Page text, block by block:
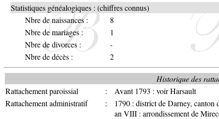
Statistiques généalogiques : (chiffres connus)
Nbre de naissances :
8
Nbre de mariages :
1
Nbre de divorces :
-
Nbre de décès :
2
Historique des
Rattachement paroissial
:
Avant 1793 : voir Harsault
Rattachement administratif
:
1790 : district de Darney, canton
an VIII : arrondissement de